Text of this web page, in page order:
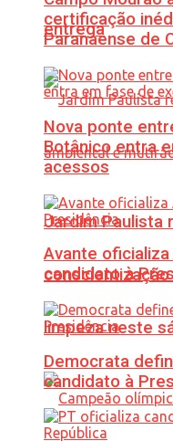
entrega
Jardim Paulista
limpeza neste
certificação
Paranaense de
Nova ponte
Botânico entra
acessos
Avante
candidato à
Democrata
candidato à